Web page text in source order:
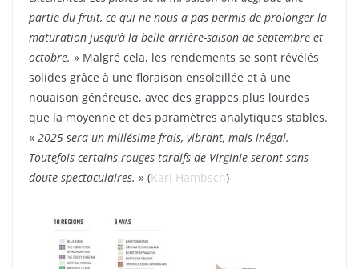
partie du fruit, ce qui ne nous a pas permis de prolonger la
maturation jusqu’à la belle arrière-saison de septembre et
octobre. » Malgré cela, les rendements se sont révélés
solides grâce à une floraison ensoleillée et à une
nouaison généreuse, avec des grappes plus lourdes
que la moyenne et des paramètres analytiques stables.
« 2025 sera un millésime frais, vibrant, mais inégal.
Toutefois certains rouges tardifs de Virginie seront sans
doute spectaculaires. » (Karl Hambsch)